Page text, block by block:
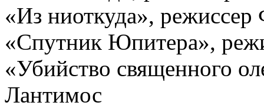
«Из ниоткуда»,
«Спутник Юпитера»,
«Убийство священного
Лантимос